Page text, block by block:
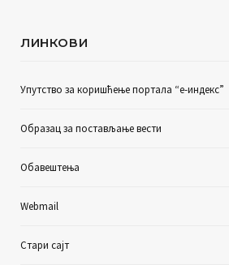
ЛИНКОВИ
Упутство за коришћење портала “е-индекс”
Образац за постављање вести
Обавештења
Webmail
Стари сајт